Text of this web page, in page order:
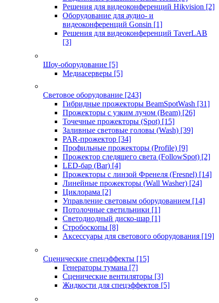
Решения для видеоконференций Hikvision [2]
Оборудование для аудио- и
видеоконференций Gonsin [1]
Решения для видеоконференций TaverLAB
[3]
Шоу-оборудование [5]
Медиасерверы [5]
Световое оборудование [243]
Гибридные прожекторы BeamSpotWash [31]
Прожекторы с узким лучом (Beam) [26]
Точечные прожекторы (Spot) [15]
Заливные световые головы (Wash) [39]
PAR-прожектор [34]
Профильные прожекторы (Profile) [9]
Прожектор следящего света (FollowSpot) [2]
LED-бар (Bar) [4]
Прожекторы с линзой Френеля (Fresnel) [14]
Линейные прожекторы (Wall Washer) [24]
Циклорама [2]
Управление световым оборудованием [14]
Потолочные светильники [1]
Светодиодный диско-шар [1]
Стробоскопы [8]
Аксессуары для светового оборудования [19]
Сценические спецэффекты [15]
Генераторы тумана [7]
Сценические вентиляторы [3]
Жидкости для спецэффектов [5]